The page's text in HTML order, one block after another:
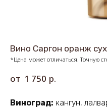
Вино Саргон оранж
*Цена может отличаться. Точную
1 750 р.
Виноград: кангун,